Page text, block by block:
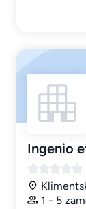
Ingenio
1 - 5